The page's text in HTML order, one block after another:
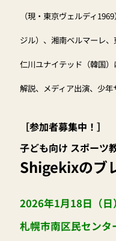
（現・東京ヴェルディ
ジル）、湘南ベルマーレ、
仁川ユナイテッド（韓国
解説、メディア出演、少年
［参加者募集中！］
子ども向け スポーツ
Shigekixのブ
2026年1月18日（日）
札幌市南区民センタ